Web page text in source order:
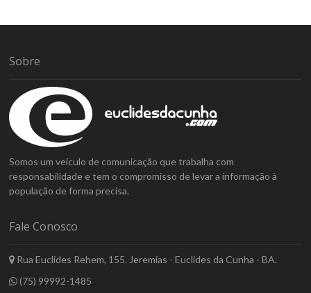
Sobre
Somos um veículo de comunicação que trabalha com
responsabilidade e tem o compromisso de levar a informação à
população de forma precisa.
Fale Conosco
Rua Euclides Rehem, 155. Jeremias - Euclides da Cunha - BA.
(75) 99992-1485